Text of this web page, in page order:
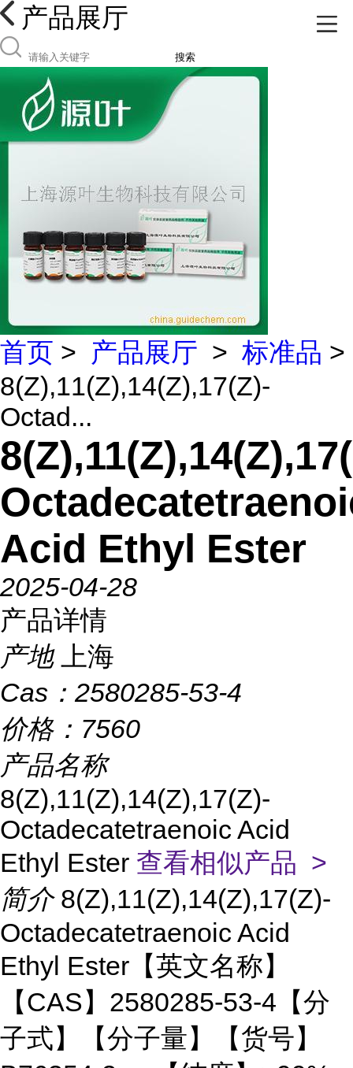
产品展厅
搜索
首页 > 产品展厅 > 标准品 >
8(Z),11(Z),14(Z),17(Z)-
Octad...
Acid Ethyl Ester
2025-04-28
产品详情
产地
上海
Cas： 2580285-53-4
价格： 7560
产品名称
8(Z),11(Z),14(Z),17(Z)-
Octadecatetraenoic Acid
Ethyl Ester 查看相似产品 >
简介 8(Z),11(Z),14(Z),17(Z)-
Octadecatetraenoic Acid
Ethyl Ester【英文名称】
【CAS】2580285-53-4【分
子式】【分子量】【货号】